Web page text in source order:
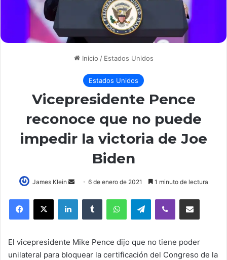
Inicio / Estados Unidos
Estados Unidos
Vicepresidente Pence
reconoce que no puede
impedir la victoria de Joe
Biden
James Klein
Send6 de enero de 2021 1 minuto de lectura
LinkedInTumblr WhatsAppTelegramViber Compartir por correo
El vicepresidente Mike Pence dijo que no tiene poder
unilateral para bloquear la certificación del Congreso de la